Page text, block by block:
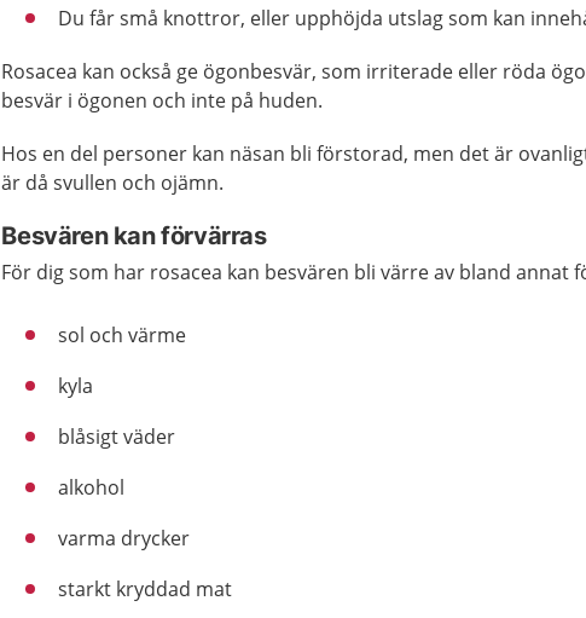
Du får små knottror, eller upphöjda utslag som kan
Rosacea kan också ge ögonbesvär, som irriterade eller röda
besvär i ögonen och inte på huden.
Hos en del personer kan näsan bli förstorad, men det är
är då svullen och ojämn.
Besvären kan förvärras
För dig som har rosacea kan besvären bli värre av bland annat
sol och värme
kyla
blåsigt väder
alkohol
varma drycker
starkt kryddad mat